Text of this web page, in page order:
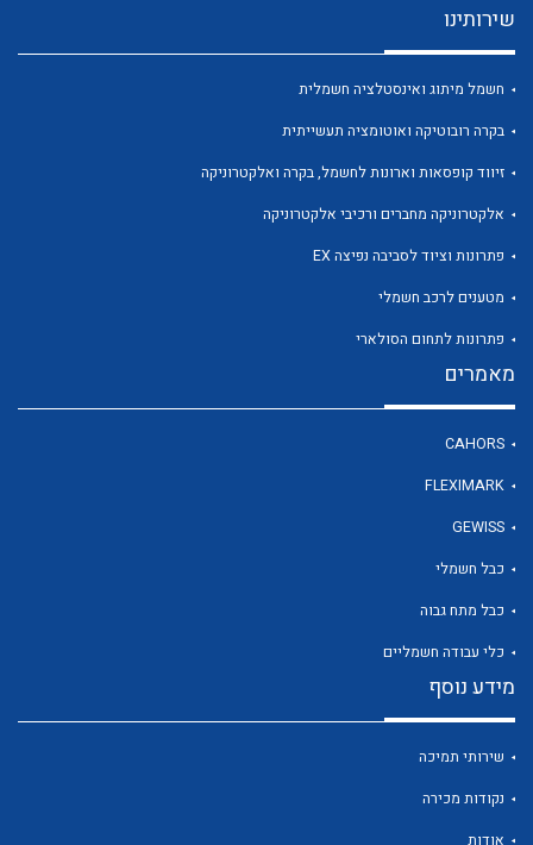
לכל מוצרי היצרן
שירותינו
חשמל מיתוג ואינסטלציה חשמלית
בקרה רובוטיקה ואוטומציה תעשייתית
זיווד קופסאות וארונות לחשמל, בקרה ואלקטרוניקה
אלקטרוניקה מחברים ורכיבי אלקטרוניקה
פתרונות וציוד לסביבה נפיצה EX
מטענים לרכב חשמלי
פתרונות לתחום הסולארי
מאמרים
CAHORS
FLEXIMARK
GEWISS
כבל חשמלי
כבל מתח גבוה
כלי עבודה חשמליים
מידע נוסף
שירותי תמיכה
נקודות מכירה
אודות